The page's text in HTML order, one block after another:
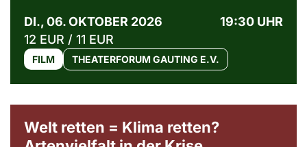
DI., 06. OKTOBER 2026
19:30 UHR
12 EUR / 11 EUR
FILM THEATERFORUM GAUTING E.V.
Welt retten = Klima retten?